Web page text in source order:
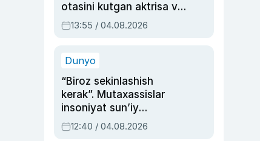
otasini kutgan aktrisa va
dublyaj ustasi Rimma
Ahmedovaning
13:55 / 04.08.2026
Dunyo
“Biroz sekinlashish
kerak”. Mutaxassislar
insoniyat sun’iy
intellektni boshqara
olmay qolishidan xavotir
12:40 / 04.08.2026